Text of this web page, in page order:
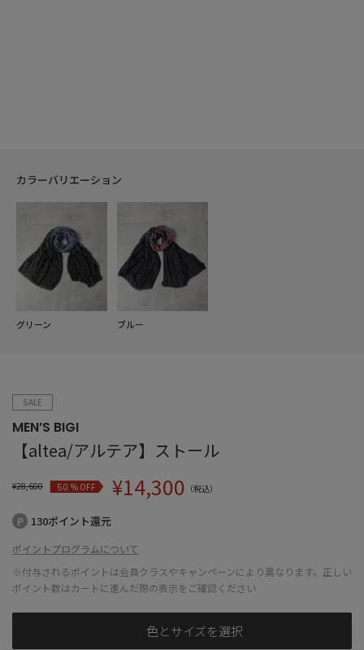
カラーバリエーション
グリーン ブルー
SALE
MEN’S BIGI
【altea/アルテア】ストール
¥28,600 50% OFF ¥14,300 （税込）
130ポイント還元
ポイントプログラムについて
※付与されるポイントは会員クラスやキャンペーンにより異なります。正しい
ポイント数はカートに進んだ際の表示をご確認ください
色とサイズを選択